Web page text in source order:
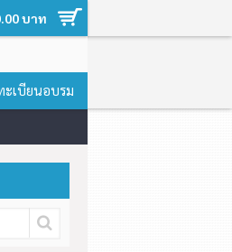
บาท
ะเบียนอบรม